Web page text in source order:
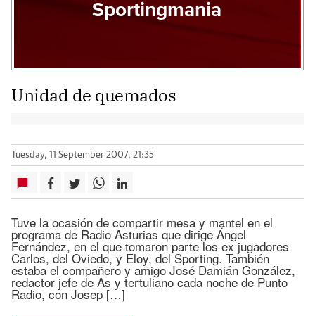
Sportingmania
Unidad de quemados
Tuesday, 11 September 2007, 21:35
Tuve la ocasión de compartir mesa y mantel en el
programa de Radio Asturias que dirige Ángel
Fernández, en el que tomaron parte los ex jugadores
Carlos, del Oviedo, y Eloy, del Sporting. También
estaba el compañero y amigo José Damián González,
redactor jefe de As y tertuliano cada noche de Punto
Radio, con Josep […]